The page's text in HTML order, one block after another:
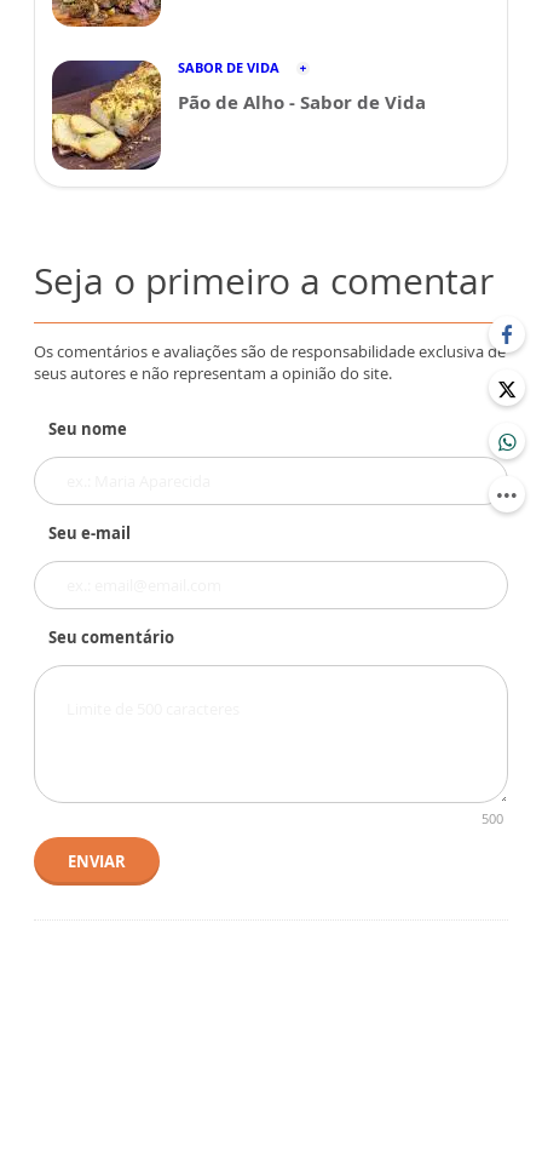
SABOR DE VIDA
Pão de Alho - Sabor de Vida
Seja o primeiro a comentar
Os comentários e avaliações são de responsabilidade exclusiva de
seus autores e não representam a opinião do site.
Seu nome
Seu e-mail
Seu comentário
500
ENVIAR